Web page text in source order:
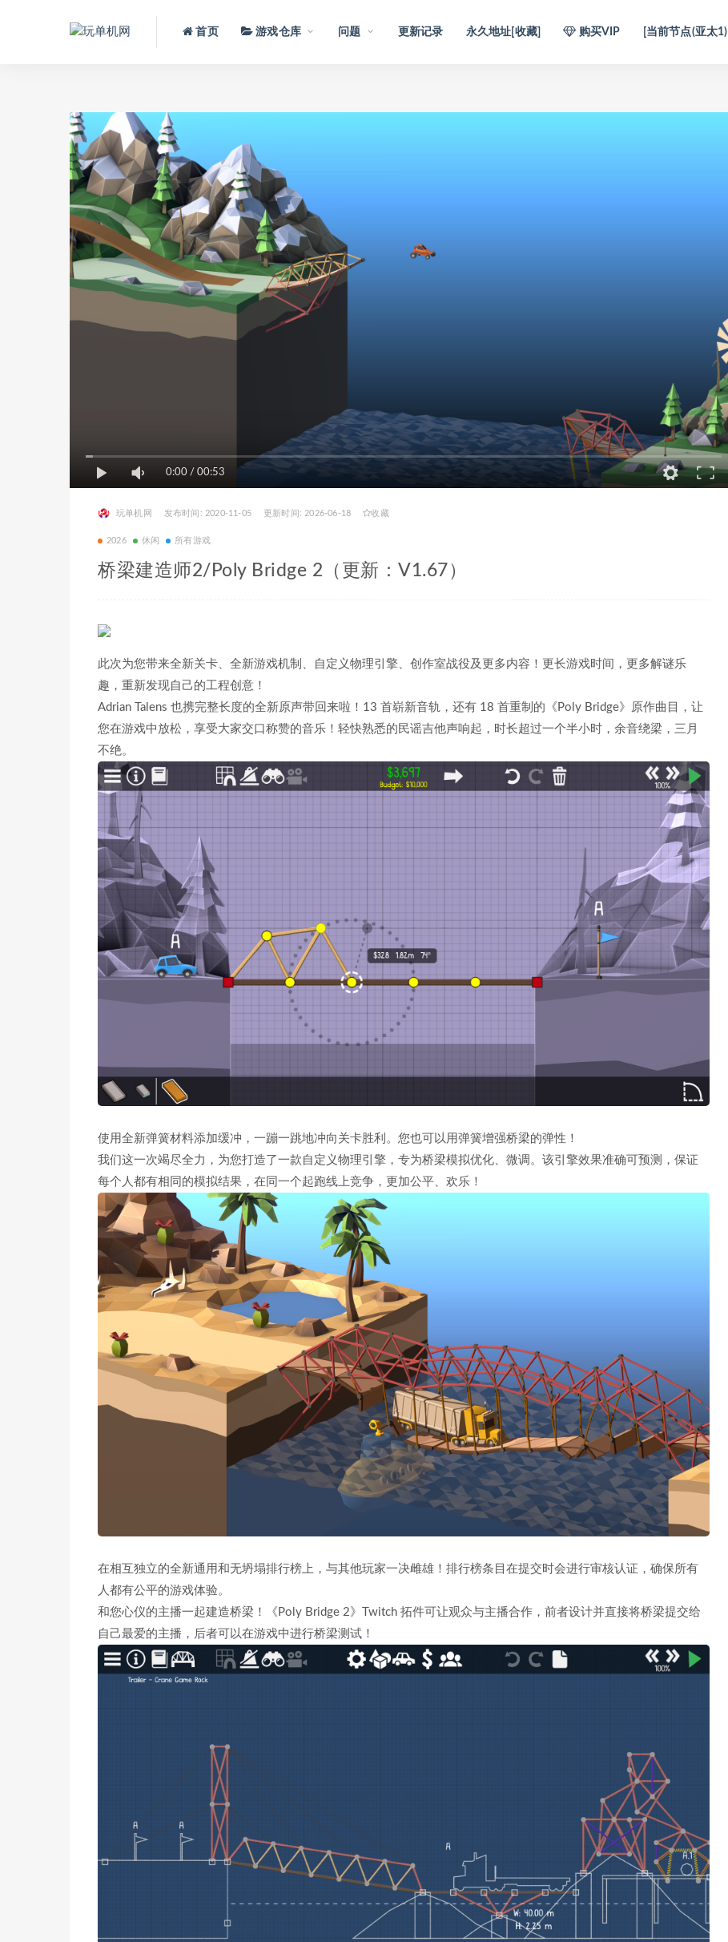
首页 游戏仓库 问题 更新记录 永久地址[收藏] 购买VIP [当前节点(亚太1)]
0:00 / 00:53
玩单机网 发布时间: 2020-11-05 更新时间: 2026-06-18 收藏
2026 休闲 所有游戏
桥梁建造师2/Poly Bridge 2（更新：V1.67）
此次为您带来全新关卡、全新游戏机制、自定义物理引擎、创作室战役及更多内容！更长游戏时间，更多解谜乐
趣，重新发现自己的工程创意！
Adrian Talens 也携完整长度的全新原声带回来啦！13 首崭新音轨，还有 18 首重制的《Poly Bridge》原作曲目，让
您在游戏中放松，享受大家交口称赞的音乐！轻快熟悉的民谣吉他声响起，时长超过一个半小时，余音绕梁，三月
不绝。
使用全新弹簧材料添加缓冲，一蹦一跳地冲向关卡胜利。您也可以用弹簧增强桥梁的弹性！
我们这一次竭尽全力，为您打造了一款自定义物理引擎，专为桥梁模拟优化、微调。该引擎效果准确可预测，保证
每个人都有相同的模拟结果，在同一个起跑线上竞争，更加公平、欢乐！
在相互独立的全新通用和无坍塌排行榜上，与其他玩家一决雌雄！排行榜条目在提交时会进行审核认证，确保所有
人都有公平的游戏体验。
和您心仪的主播一起建造桥梁！《Poly Bridge 2》Twitch 拓件可让观众与主播合作，前者设计并直接将桥梁提交给
自己最爱的主播，后者可以在游戏中进行桥梁测试！